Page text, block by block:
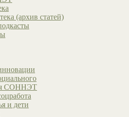
(архив статей)
СОННЭТ
и дети